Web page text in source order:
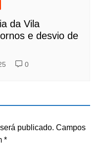
da Vila
e desvio de
0
publicado. Campos
*